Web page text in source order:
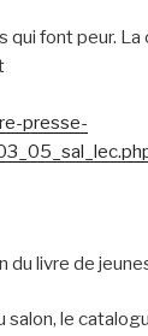
qui font peur. La
presse-
du livre de
salon, le